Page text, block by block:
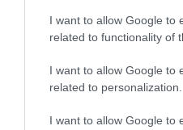
I want to allow Google to
related to functionality of
I want to allow Google to
related to personalization.
I want to allow Google to
piscină săpată în piatră și
pentru apă.